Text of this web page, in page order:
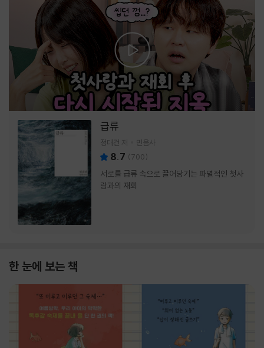
급류
정대건 저 민음사
8.7 (700)
서로를 급류 속으로 끌어당기는 파멸적인 첫사
랑과의 재회
한 눈에 보는 책